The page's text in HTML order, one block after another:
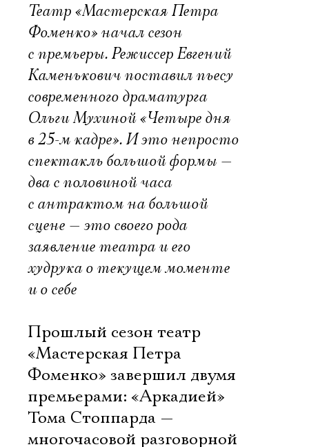
Театр «Мастерская Петра
Фоменко» начал сезон
с премьеры. Режиссер Евгений
Каменькович поставил пьесу
современного драматурга
Ольги Мухиной «Четыре дня
в 25-м кадре». И это непросто
спектакль большой формы —
два с половиной часа
с антрактом на большой
сцене — это своего рода
заявление театра и его
худрука о текущем моменте
и о себе
Прошлый сезон театр
«Мастерская Петра
Фоменко» завершил двумя
премьерами: «Аркадией»
Тома Стоппарда —
многочасовой разговорной